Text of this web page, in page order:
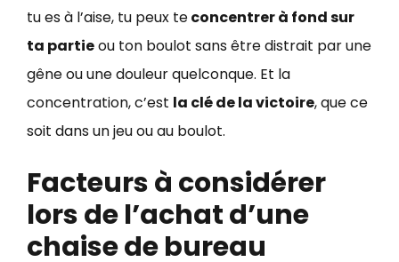
tu es à l’aise, tu peux teconcentrer à fond sur
ta partieou ton boulot sans être distrait par une
gêne ou une douleur quelconque. Et la
concentration, c’est la clé de la victoire, que ce
soit dans un jeu ou au boulot.
Facteurs à considérer
lors de l’achat d’une
chaise de bureau